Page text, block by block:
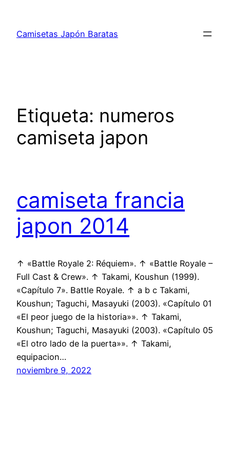
contenido
Camisetas Japón Baratas
Etiqueta: numeros
camiseta japon
camiseta francia
japon 2014
↑ «Battle Royale 2: Réquiem». ↑ «Battle Royale –
Full Cast & Crew». ↑ Takami, Koushun (1999).
«Capítulo 7». Battle Royale. ↑ a b c Takami,
Koushun; Taguchi, Masayuki (2003). «Capítulo 01
«El peor juego de la historia»». ↑ Takami,
Koushun; Taguchi, Masayuki (2003). «Capítulo 05
«El otro lado de la puerta»». ↑ Takami,
equipacion…
noviembre 9, 2022